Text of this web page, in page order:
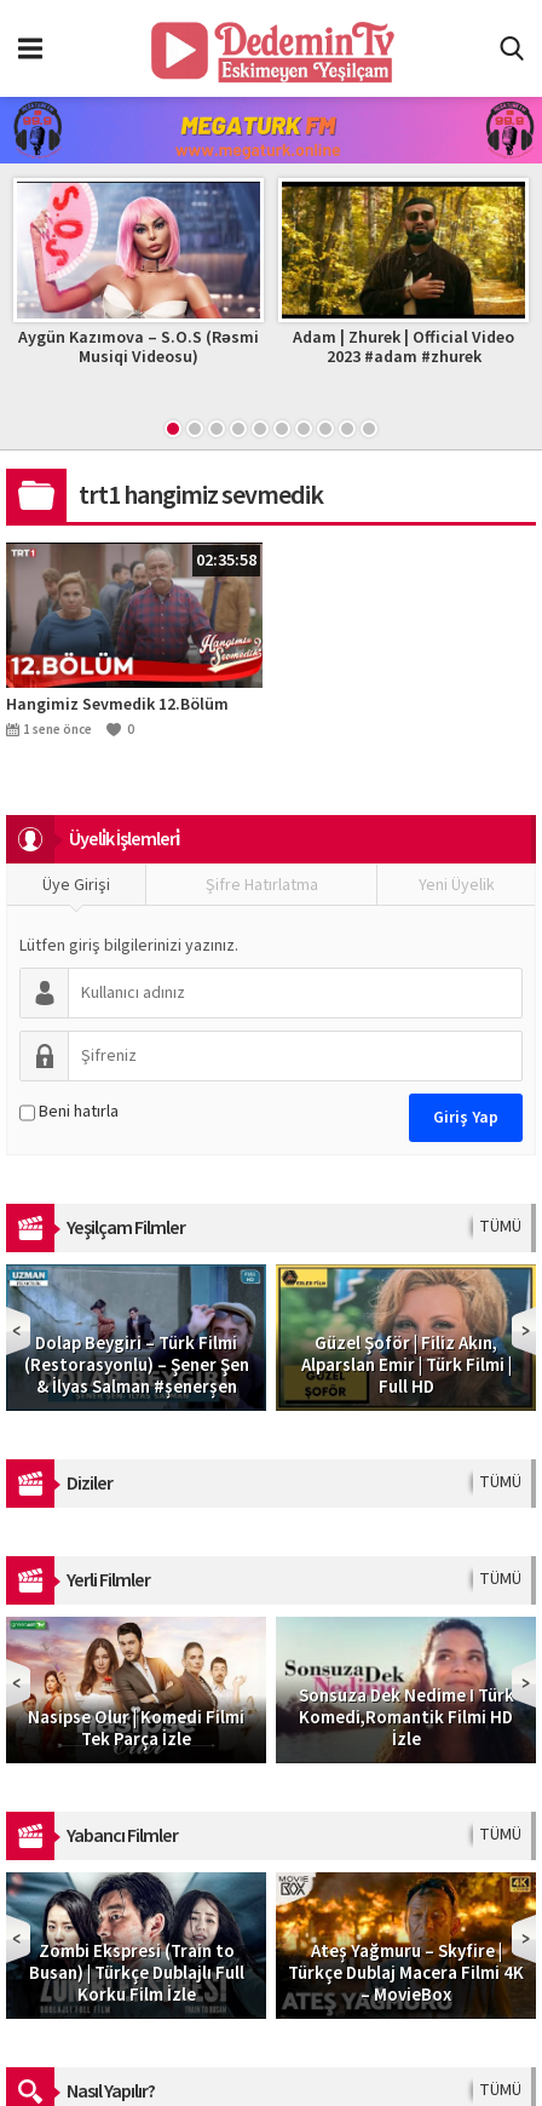
Aygün Kazımova – S.O.S (Rəsmi
Musiqi Videosu)
Adam | Zhurek | Official Video
2023 #adam #zhurek
trt1 hangimiz sevmedik
02:35:58
Hangimiz Sevmedik 12.Bölüm
1 sene önce 0
Üyeli̇k İşlemleri̇
Üye Girişi Şifre Hatırlatma Yeni Üyelik
Lütfen giriş bilgilerinizi yazınız.
Beni hatırla
Yeşilçam Filmler TÜMÜ
Dolap Beygiri – Türk Filmi
(Restorasyonlu) – Şener Şen
& İlyas Salman #şenerşen
Güzel Şoför | Filiz Akın,
Alparslan Emir | Türk Filmi |
Full HD
Diziler TÜMÜ
Yerli Filmler TÜMÜ
Nasipse Olur | Komedi Filmi
Tek Parça İzle
Sonsuza Dek Nedime I Türk
Komedi,Romantik Filmi HD
İzle
Yabancı Filmler TÜMÜ
Zombi Ekspresi (Train to
Busan) | Türkçe Dublajlı Full
Korku Film İzle
Ateş Yağmuru – Skyfire |
Türkçe Dublaj Macera Filmi 4K
– MovieBox
Nasıl Yapılır? TÜMÜ